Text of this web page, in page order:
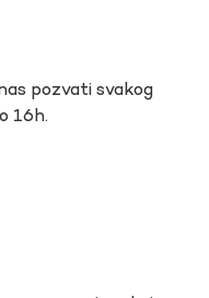
pozvati svakog
16h.